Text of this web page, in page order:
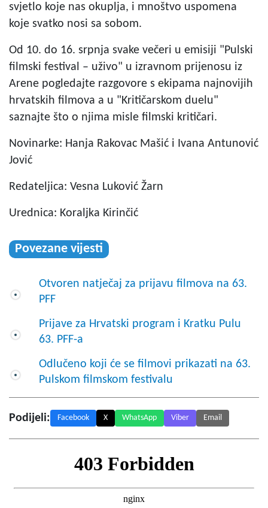
svjetlo koje nas okuplja, i mnoštvo uspomena
koje svatko nosi sa sobom.
Od 10. do 16. srpnja svake večeri u emisiji "Pulski
filmski festival – uživo" u izravnom prijenosu iz
Arene pogledajte razgovore s ekipama najnovijih
hrvatskih filmova a u "Kritičarskom duelu"
saznajte što o njima misle filmski kritičari.
Novinarke: Hanja Rakovac Mašić i Ivana Antunović
Jović
Redateljica: Vesna Luković Žarn
Urednica: Koraljka Kirinčić
Povezane vijesti
Otvoren natječaj za prijavu filmova na 63.
PFF
Prijave za Hrvatski program i Kratku Pulu
63. PFF-a
Odlučeno koji će se filmovi prikazati na 63.
Pulskom filmskom festivalu
Podijeli: Facebook X WhatsApp Viber Email